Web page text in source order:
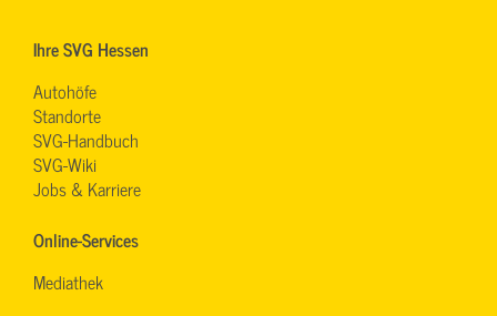
Ihre SVG Hessen
Autohöfe
Standorte
SVG-Handbuch
SVG-Wiki
Jobs & Karriere
Online-Services
Mediathek